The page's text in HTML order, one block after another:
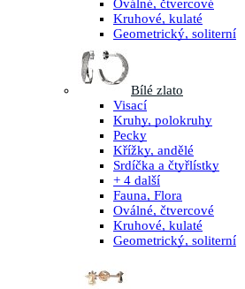
Oválné, čtvercové
Kruhové, kulaté
Geometrický, soliterní
Bílé zlato
Visací
Kruhy, polokruhy
Pecky
Křížky, andělé
Srdíčka a čtyřlístky
+ 4 další
Fauna, Flora
Oválné, čtvercové
Kruhové, kulaté
Geometrický, soliterní